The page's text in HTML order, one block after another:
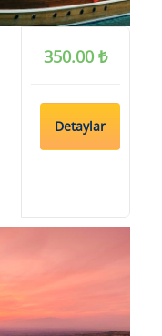
350.00 ₺
Detaylar